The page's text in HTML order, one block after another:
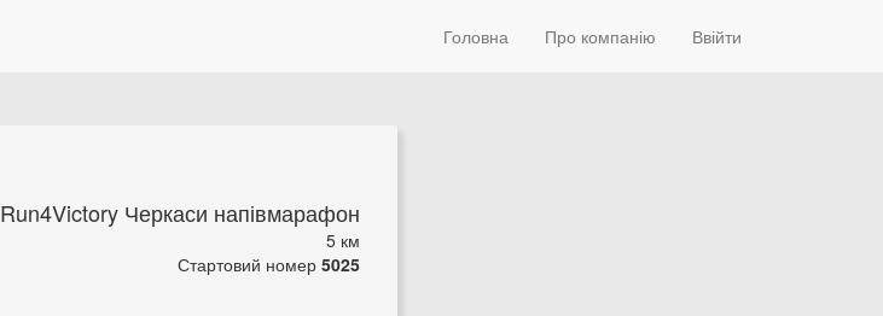
Головна Про компанію Ввійти
Run4Victory Черкаси напівмарафон
5 км
Стартовий номер 5025